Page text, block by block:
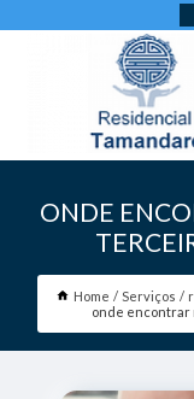
ONDE
Home Serviços
onde encontrar